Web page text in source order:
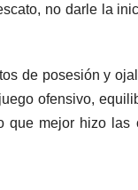
no darle la
de posesión y
ofensivo,
que mejor hizo las